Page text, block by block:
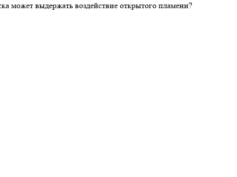
может выдержать воздействие открытого пламени?